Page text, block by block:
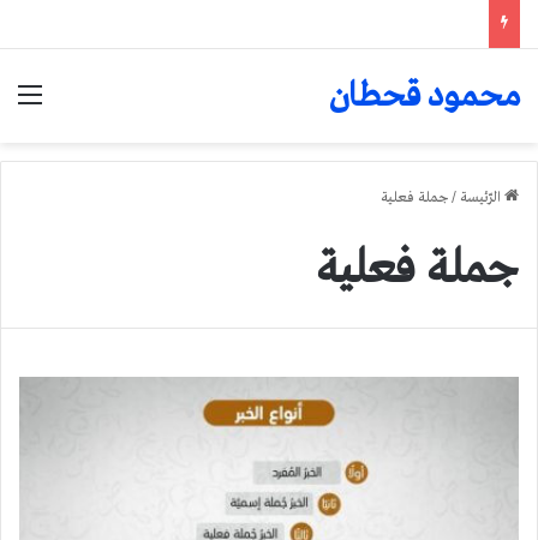
محمود قحطان
الرّئيسة /جملة فعلية
جملة فعلية